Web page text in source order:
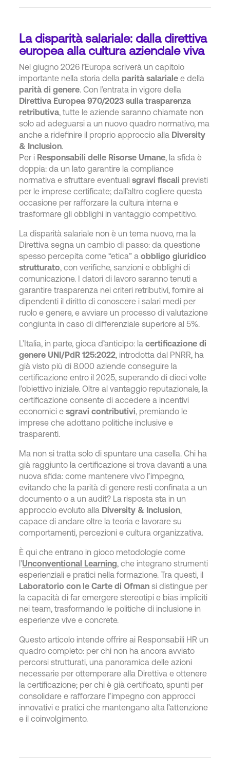
La disparità salariale: dalla direttiva
europea alla cultura aziendale viva
Nel giugno 2026 l’Europa scriverà un capitolo
importante nella storia dellaparità salariale e della
parità di genere . Con l’entrata in vigore della
Direttiva Europea 970/2023 sulla trasparenza
retributiva , tutte le aziende saranno chiamate non
solo ad adeguarsi a un nuovo quadro normativo, ma
anche a ridefinire il proprio approccio alla Diversity
& Inclusion
Per i Responsabili delle Risorse Umane , la sfida è
doppia: da un lato garantire la compliance
normativa e sfruttare eventualisgravi fiscali previsti
per le imprese certificate; dall’altro cogliere questa
occasione per rafforzare la cultura interna e
trasformare gli obblighi in vantaggio competitivo.
La disparità salariale non è un tema nuovo, ma la
Direttiva segna un cambio di passo: da questione
spesso percepita come “etica” aobbligo giuridico
strutturato , con verifiche, sanzioni e obblighi di
comunicazione. I datori di lavoro saranno tenuti a
garantire trasparenza nei criteri retributivi, fornire ai
dipendenti il diritto di conoscere i salari medi per
ruolo e genere, e avviare un processo di valutazione
congiunta in caso di differenziale superiore al 5%.
L’Italia, in parte, gioca d’anticipo: lacertificazione di
genere UNI/PdR 125:2022 , introdotta dal PNRR, ha
già visto più di 8.000 aziende conseguire la
certificazione entro il 2025, superando di dieci volte
l’obiettivo iniziale. Oltre al vantaggio reputazionale, la
certificazione consente di accedere a incentivi
economici esgravi contributivi , premiando le
imprese che adottano politiche inclusive e
trasparenti.
Ma non si tratta solo di spuntare una casella. Chi ha
già raggiunto la certificazione si trova davanti a una
nuova sfida: come mantenere vivo l’impegno,
evitando che la parità di genere resti confinata a un
documento o a un audit? La risposta sta in un
approccio evoluto alla Diversity & Inclusion
capace di andare oltre la teoria e lavorare su
comportamenti, percezioni e cultura organizzativa.
È qui che entrano in gioco metodologie come
l’Unconventional Learning , che integrano strumenti
esperienziali e pratici nella formazione. Tra questi, il
Laboratorio con le Carte di Ofman si distingue per
la capacità di far emergere stereotipi e bias impliciti
nei team, trasformando le politiche di inclusione in
esperienze vive e concrete.
Questo articolo intende offrire ai Responsabili HR un
quadro completo: per chi non ha ancora avviato
percorsi strutturati, una panoramica delle azioni
necessarie per ottemperare alla Direttiva e ottenere
la certificazione; per chi è già certificato, spunti per
consolidare e rafforzare l’impegno con approcci
innovativi e pratici che mantengano alta l’attenzione
e il coinvolgimento.